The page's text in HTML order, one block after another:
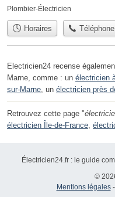
Plombier-Électricien
Horaires Téléphone
Electricien24 recense
Marne, comme : un électricien
sur-Marne , un électricien près
Retrouvez cette page "
électricien Île-de-France
Électricien24.fr : le guide
©
Mentions légales-